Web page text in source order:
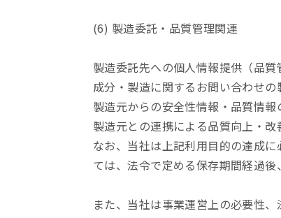
(6) 製造委託・品質管理関連
製造委託先への個人情報提供（品質
成分・製造に関するお問い合わせ
製造元からの安全性情報・品質情
製造元との連携による品質向上・改
なお、当社は上記利用目的の達成
ては、法令で定める保存期間経過後
また、当社は事業運営上の必要性